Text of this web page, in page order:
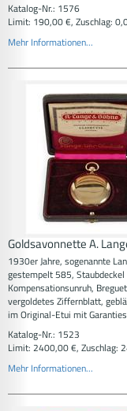
Katalog-Nr.: 1576
Limit: 190,00 €, Zuschlag:
Mehr Informationen...
Goldsavonnette A.
1930er Jahre, sogenannte
gestempelt 585,
Kompensationsunruh,
vergoldetes Ziffernblatt,
im Original-Etui mit
Katalog-Nr.: 1523
Limit: 2400,00 €, Zuschlag:
Mehr Informationen...